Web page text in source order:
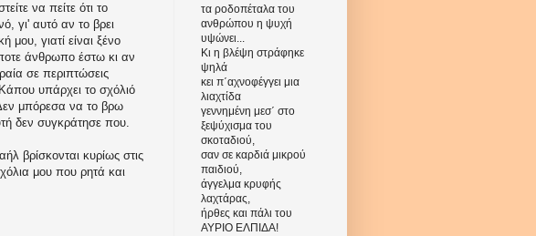
να πείτε ότι το
γι' αυτό αν το βρει
μου, γιατί είναι ξένο
άνθρωπο έστω κι αν
σε περιπτώσεις
υπάρχει το σχόλιό
μπόρεσα να το βρω
δεν συγκράτησε που.
βρίσκονται κυρίως στις
μου που ρητά και
τα ροδοπέταλα του
ανθρώπου η ψυχή
υψώνει...
Κι η βλέψη στράφηκε
ψηλά
κει π΄αχνοφέγγει μια
λιαχτίδα
γεννημένη μεσ΄ στο
ξεψύχισμα του
σκοταδιού,
σαν σε καρδιά μικρού
παιδιού,
άγγελμα κρυφής
λαχτάρας,
ήρθες και πάλι του
ΑΥΡΙΟ ΕΛΠΙΔΑ!